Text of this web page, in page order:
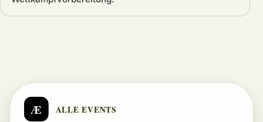
Æ ALLE EVENTS